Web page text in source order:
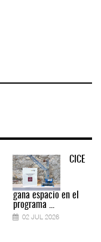
CICE
gana espacio en el
programa ...
02 JUL 2026